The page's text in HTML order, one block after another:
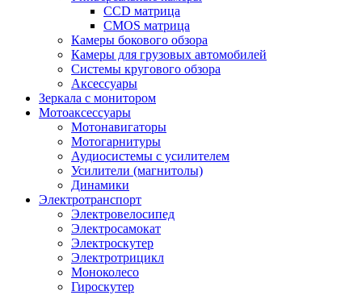
CCD матрица
CMOS матрица
Камеры бокового обзора
Камеры для грузовых автомобилей
Системы кругового обзора
Аксессуары
Зеркала с монитором
Мотоаксессуары
Мотонавигаторы
Мотогарнитуры
Аудиосистемы с усилителем
Усилители (магнитолы)
Динамики
Электротранспорт
Электровелосипед
Электросамокат
Электроскутер
Электротрицикл
Моноколесо
Гироскутер